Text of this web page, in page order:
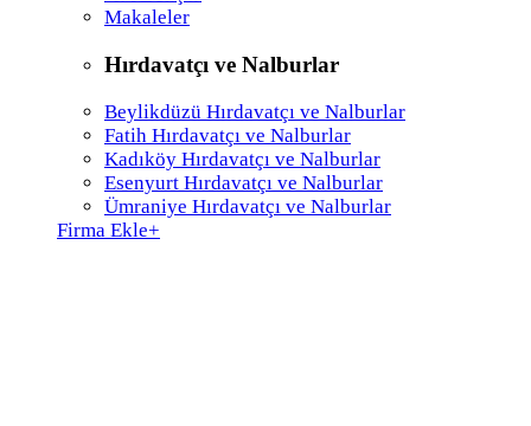
Makaleler
Hırdavatçı ve Nalburlar
Beylikdüzü Hırdavatçı ve Nalburlar
Fatih Hırdavatçı ve Nalburlar
Kadıköy Hırdavatçı ve Nalburlar
Esenyurt Hırdavatçı ve Nalburlar
Ümraniye Hırdavatçı ve Nalburlar
Firma Ekle+